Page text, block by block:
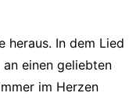
heraus. In dem Lied
einen geliebten
im Herzen